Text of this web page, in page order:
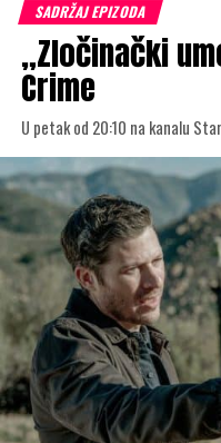
SADRŽAJ EPIZODA
„Zločinački
Crime
U petak od 20:10 na kanalu